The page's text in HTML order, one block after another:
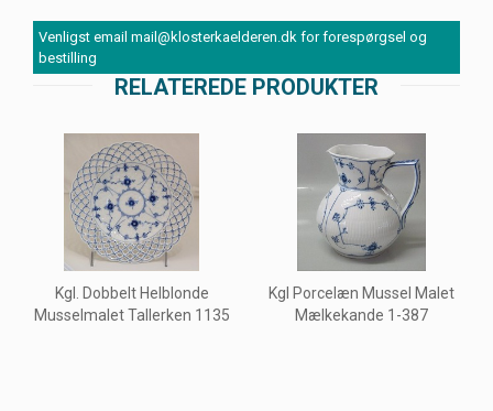
Venligst email mail@klosterkaelderen.dk for forespørgsel og
bestilling
RELATEREDE PRODUKTER
Kgl. Dobbelt Helblonde
Musselmalet Tallerken 1135
Kgl Porcelæn Mussel Malet
Mælkekande 1-387